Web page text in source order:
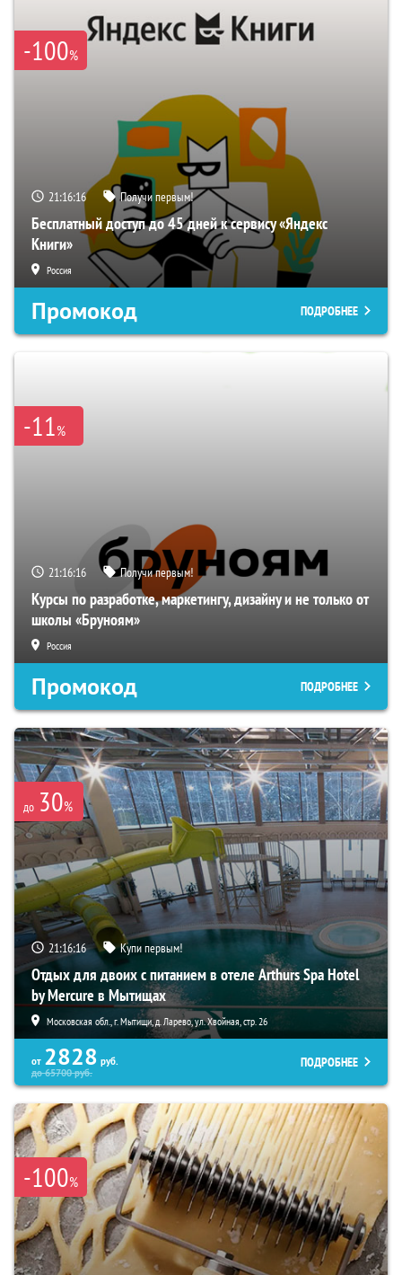
-100%
21:16:14 Получи первым!
Бесплатный доступ до 45 дней к сервису «Яндекс
Книги»
Россия
Промокод ПОДРОБНЕЕ
-11%
21:16:14 Получи первым!
Курсы по разработке, маркетингу, дизайну и не только от
школы «Бруноям»
Россия
Промокод ПОДРОБНЕЕ
до 30%
21:16:14 Купи первым!
Отдых для двоих с питанием в отеле Arthurs Spa Hotel
by Mercure в Мытищах
Московская обл., г. Мытищи, д. Ларево, ул. Хвойная, стр. 26
от 2828 руб.
до65700руб.
ПОДРОБНЕЕ
-100%